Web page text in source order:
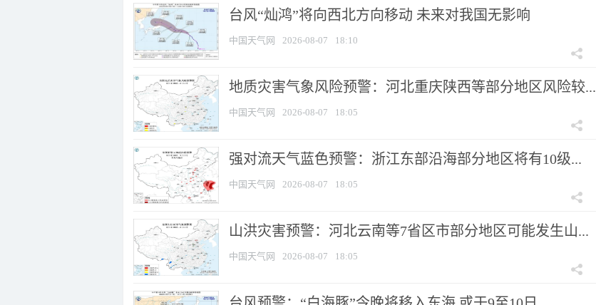
台风“灿鸿”将向西北方向移动 未来对我国无影响
中国天气网 2026-08-07 18:10
地质灾害气象风险预警：河北重庆陕西等部分地区风险较...
中国天气网 2026-08-07 18:05
强对流天气蓝色预警：浙江东部沿海部分地区将有10级...
中国天气网 2026-08-07 18:05
山洪灾害预警：河北云南等7省区市部分地区可能发生山...
中国天气网 2026-08-07 18:05